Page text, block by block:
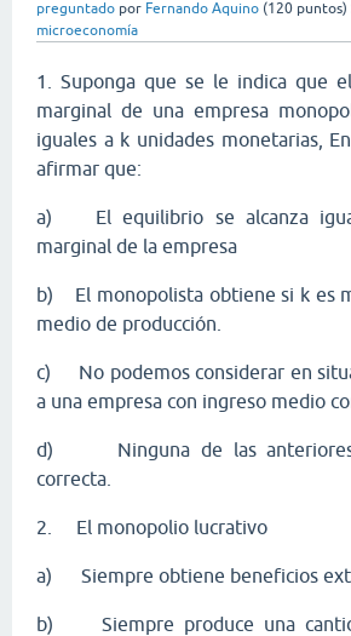
preguntado por Fernando Aquino (120 puntos)
microeconomía
1. Suponga que se le indica que
marginal de una empresa
iguales a k unidades monetarias,
afirmar que:
a) El equilibrio se alcanza
marginal de la empresa
b) El monopolista obtiene si k es
medio de producción.
c) No podemos considerar en
a una empresa con ingreso medio
d) Ninguna de las
correcta.
2. El monopolio lucrativo
a) Siempre obtiene beneficios
b) Siempre produce una